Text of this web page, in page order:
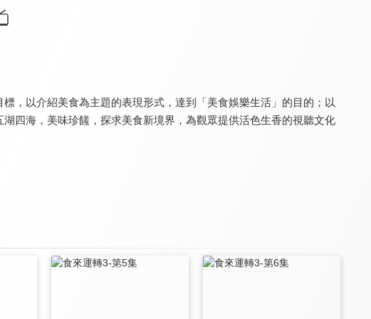
，以介紹美食為主題的表現形式，達到「美食娛樂生活」的目的；以
四海，美味珍饈，探求美食新境界，為觀眾提供活色生香的視聽文化